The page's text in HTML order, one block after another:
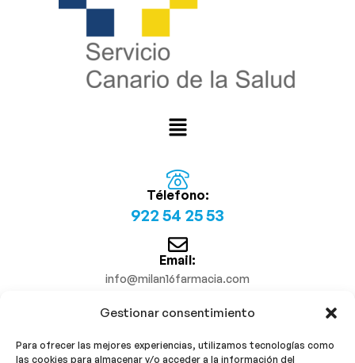
Gestionar consentimiento
Para ofrecer las mejores experiencias, utilizamos tecnologías como
las cookies para almacenar y/o acceder a la información del
Télefono:
922 54 25 53
Email:
info@milan16farmacia.com
¡Síguenos!